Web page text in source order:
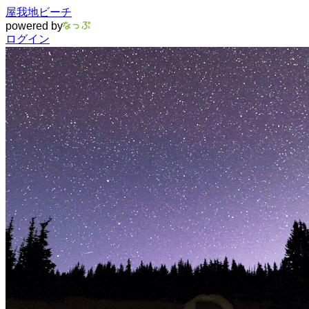
屋我地ビーチ
powered by
ログイン